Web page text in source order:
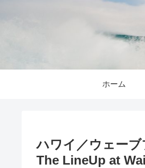
ホーム
ハワイ／ウェー
The LineUp at